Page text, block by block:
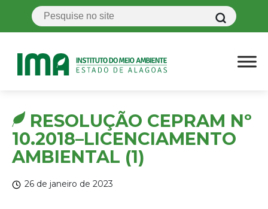
RESOLUÇÃO CEPRAM Nº
10.2018–LICENCIAMENTO
AMBIENTAL (1)
26 de janeiro de 2023